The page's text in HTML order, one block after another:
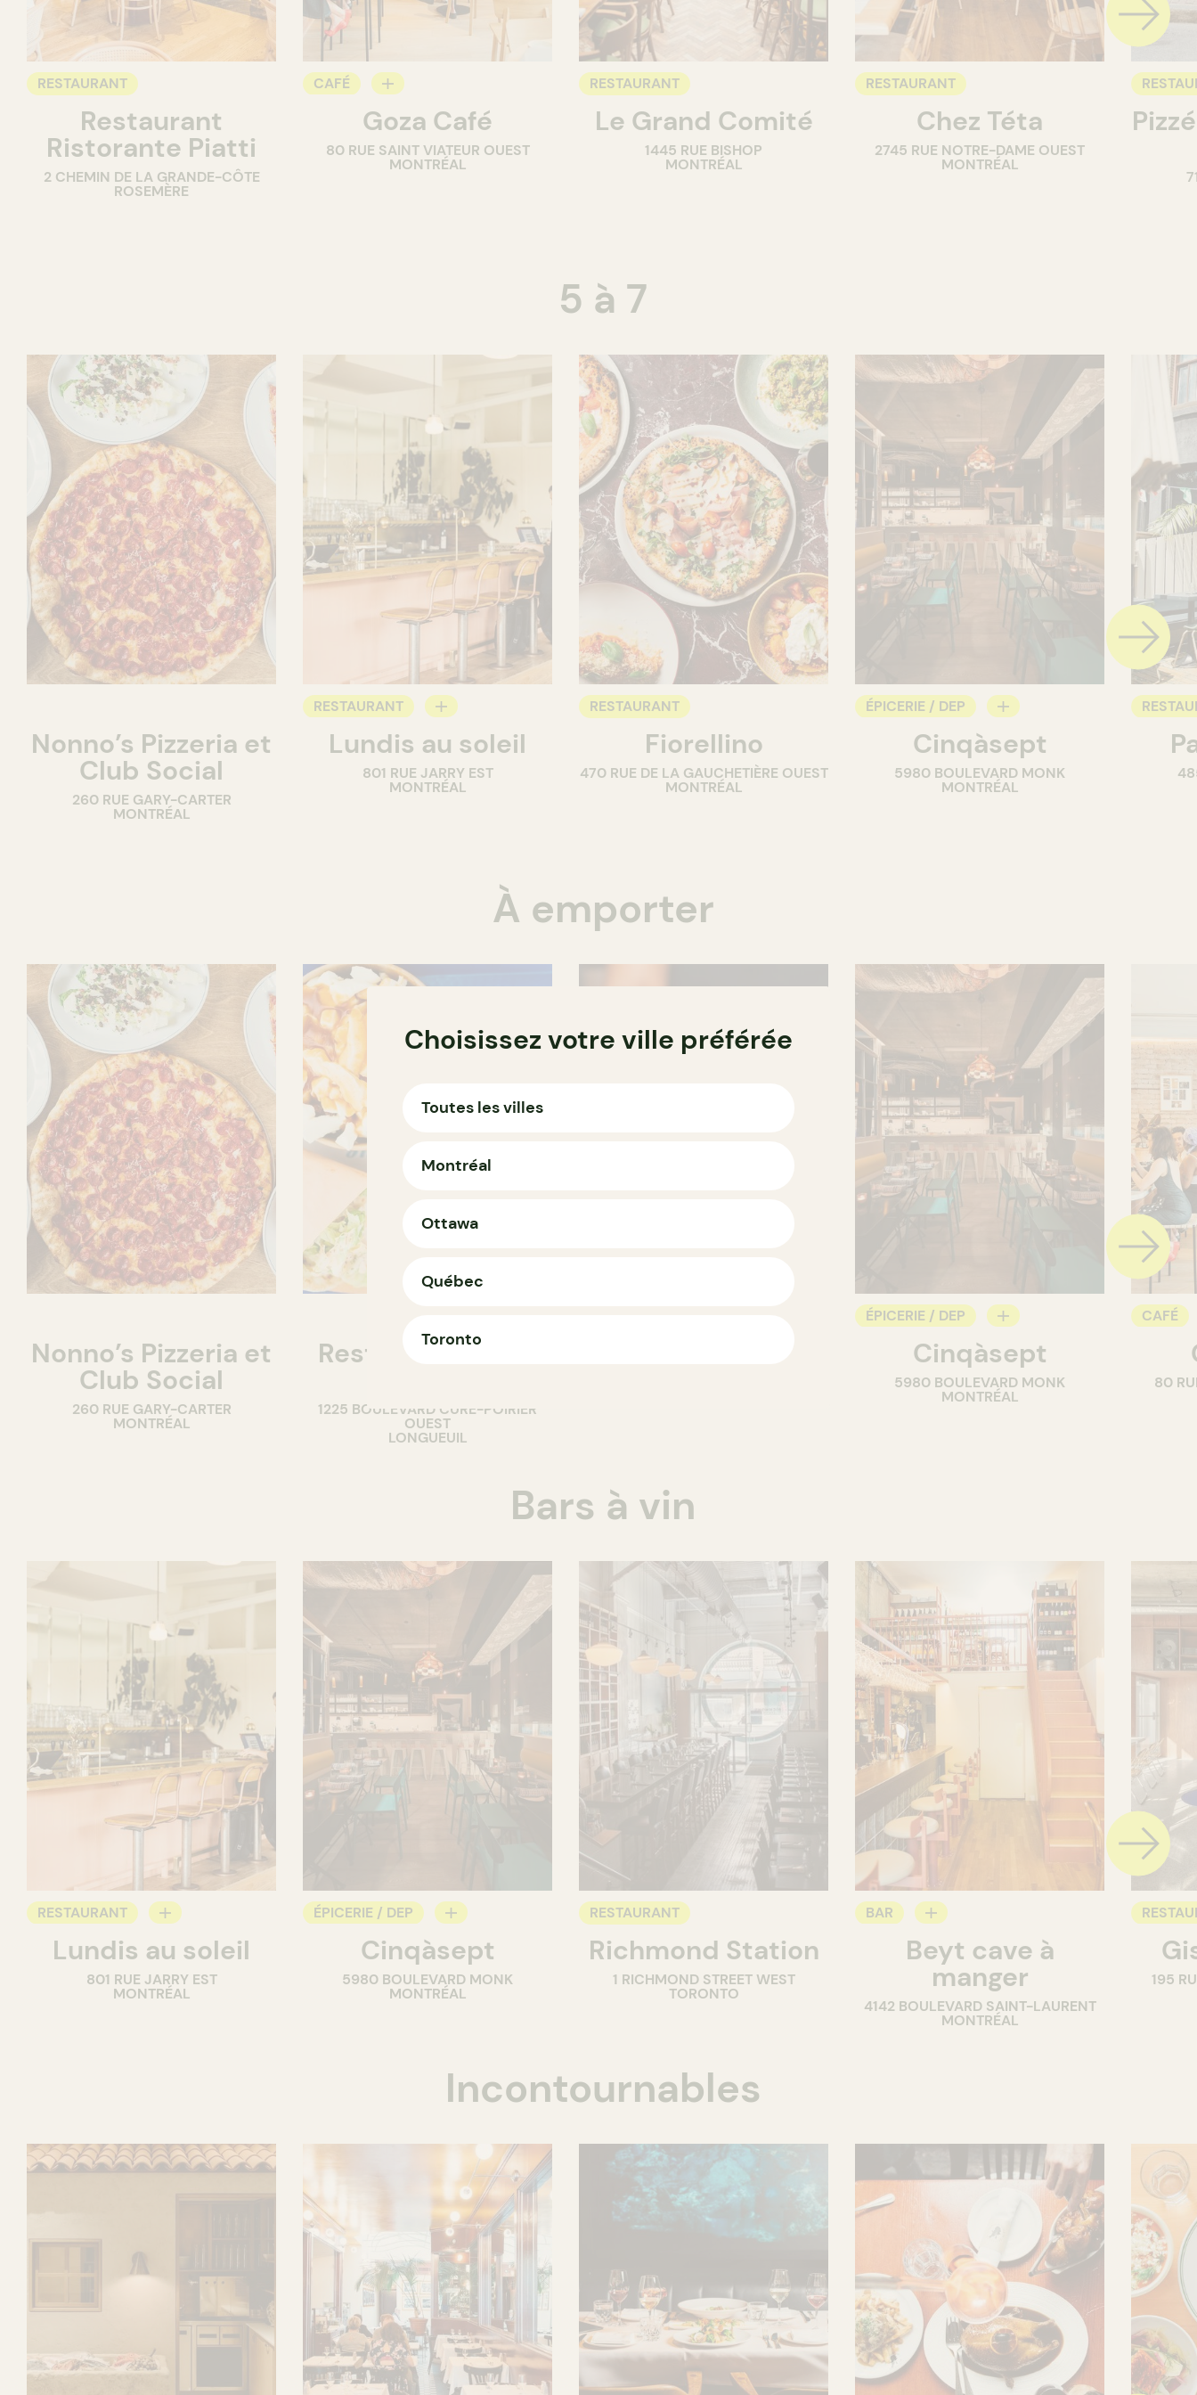
RESTAURANT
Restaurant
Ristorante Piatti
2 CHEMIN DE LA GRANDE-CÔTE
ROSEMÈRE
CAFÉ
COMPTOIRGoza Café
80 RUE SAINT VIATEUR OUEST
MONTRÉAL
RESTAURANT
Le Grand Comité
1445 RUE BISHOP
MONTRÉAL
RESTAURANT
Chez Téta
2745 RUE NOTRE-DAME OUEST
MONTRÉAL
5 à 7
Nonno’s Pizzeria et
Club Social
260 RUE GARY-CARTER
MONTRÉAL
RESTAURANT
BAR À VIN
Lundis au soleil
801 RUE JARRY EST
MONTRÉAL
RESTAURANT
Fiorellino
470 RUE DE LA GAUCHETIÈRE OUEST
MONTRÉAL
ÉPICERIE / DEP
COMPTOIR
CAVISTE
Cinqàsept
5980 BOULEVARD MONK
MONTRÉAL
CAFÉ
À emporter
Nonno’s Pizzeria et
Club Social
260 RUE GARY-CARTER
MONTRÉAL
Restaurant Votre
1225 BOULEVARD CURÉ-POIRIER
OUEST
LONGUEUIL
ÉPICERIE / DEP
COMPTOIR
CAVISTE
Cinqàsept
5980 BOULEVARD MONK
MONTRÉAL
CAFÉ
80
Bars à vin
RESTAURANT
BAR À VIN
Lundis au soleil
801 RUE JARRY EST
MONTRÉAL
ÉPICERIE / DEP
COMPTOIR
CAVISTE
Cinqàsept
5980 BOULEVARD MONK
MONTRÉAL
RESTAURANT
Richmond Station
1 RICHMOND STREET WEST
TORONTO
BAR
CAVISTEBeyt cave à
manger
4142 BOULEVARD SAINT-LAURENT
MONTRÉAL
BAR À
195
Incontournables
Choisissez votre ville préférée
Toutes les villes
Montréal
Ottawa
Québec
Toronto